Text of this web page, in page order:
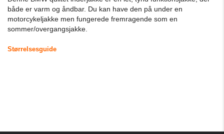
både er varm og åndbar. Du kan have den på under en
motorcykeljakke men fungerede fremragende som en
sommer/overgangsjakke.
Størrelsesguide